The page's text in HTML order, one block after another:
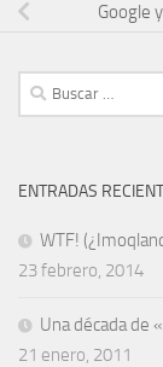
Google
Buscar:
ENTRADAS
WTF!
23 febrero, 2014
Una década de
21 enero, 2011